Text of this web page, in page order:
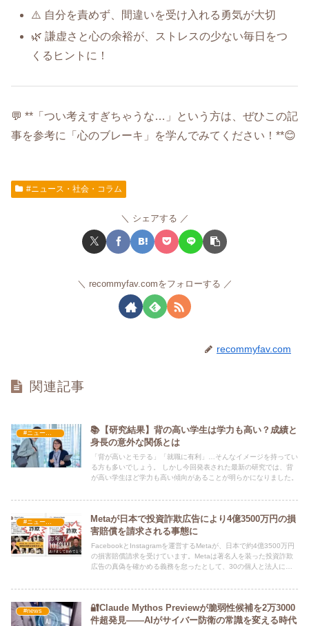
⚠️ 自分を責めず、間違いを受け入れる勇気が大切
🌿 謙虚さと心の余裕が、ストレスの少ない毎日をつ
くるヒントに！
💬 **「つい考えすぎちゃうな…」という方は、ぜひこの記
事を参考に「心のブレーキ」を学んでみてください！**😊
#ニュース・社会・コラム
シェアする
recommyfav.comをフォローする
recommyfav.com
関連記事
#ニュース・社会・コラム
📚【研究結果】背の高い学生は学力も高い？成績と
身長の意外な関係とは
「背が高いとモテる」「就職に有利」…そんなイメージを持ってい
る方も多いでしょう。 しかし今回発表された最新の研究では、背
が高い学生ほど学力も高い傾向があることが明らかになりました。
Metaが日本で投資詐欺広告により4億3500万円の損
害賠償を請求される事態に
FacebookとInstagramを運営するMetaが、日本で約4億3500万円
の損害賠償請求を受けています。Metaは著名人を装った投資詐欺
広告の真偽を確かめる義務を怠ったとして、30の個人と法人によ
#news
🔐Claude Mythos Previewが脆弱性候補を2万3000
件超発見――AIがサイバー防衛の常識を変える時代